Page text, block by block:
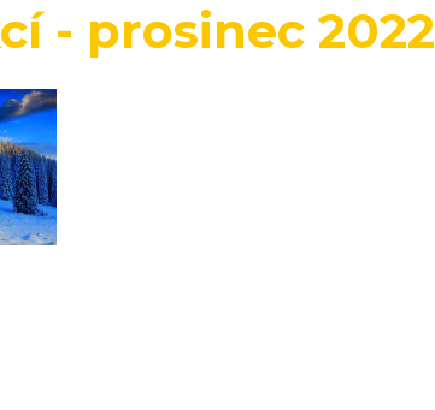
- prosinec 2022